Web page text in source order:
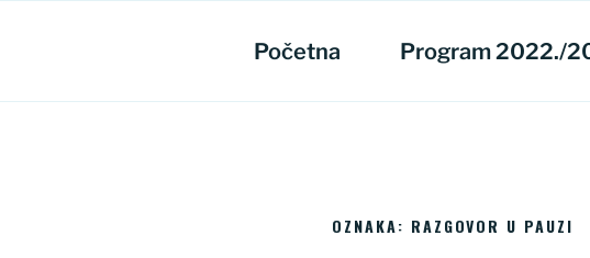
Početna Program 2022./
OZNAKA: RAZGOVOR U PAUZI